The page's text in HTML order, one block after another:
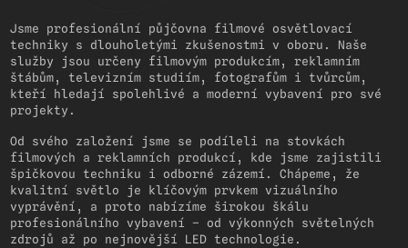
Jsme profesionální půjčovna filmové osvětlovací
techniky s dlouholetými zkušenostmi v oboru. Naše
služby jsou určeny filmovým produkcím, reklamním
štábům, televizním studiím, fotografům i tvůrcům,
kteří hledají spolehlivé a moderní vybavení pro své
projekty.
Od svého založení jsme se podíleli na stovkách
filmových a reklamních produkcí, kde jsme zajistili
špičkovou techniku i odborné zázemí. Chápeme, že
kvalitní světlo je klíčovým prvkem vizuálního
vyprávění, a proto nabízíme širokou škálu
profesionálního vybavení – od výkonných světelných
zdrojů až po nejnovější LED technologie.